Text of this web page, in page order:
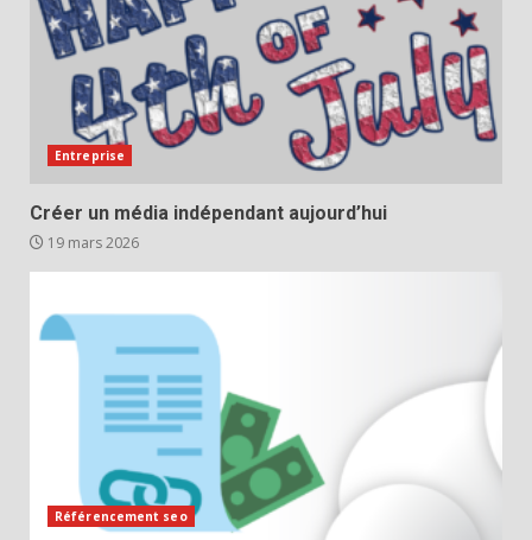
Entreprise
Créer un média indépendant aujourd’hui
19 mars 2026
Référencement seo